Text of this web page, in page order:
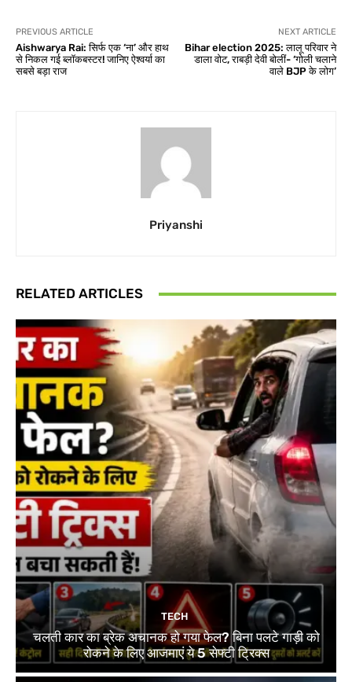
PREVIOUS ARTICLE
Aishwarya Rai: सिर्फ एक ‘ना’ और हाथ
से निकल गई ब्लॉकबस्टर! जानिए ऐश्वर्या का
सबसे बड़ा राज
NEXT ARTICLE
Bihar election 2025: लालू परिवार ने
डाला वोट, राबड़ी देवी बोलीं- ‘गोली चलाने
वाले BJP के लोग’
Priyanshi
RELATED ARTICLES
TECH
चलती कार का ब्रेक अचानक हो गया फेल? बिना पलटे गाड़ी को
रोकने के लिए आजमाएं ये 5 सेफ्टी ट्रिक्स